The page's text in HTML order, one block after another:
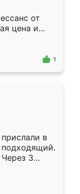
от
цена и
1
в
подходящий.
3